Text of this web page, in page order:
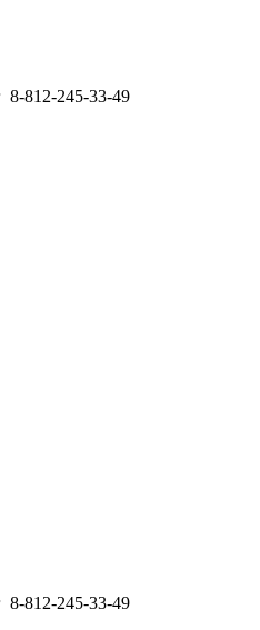
8-812-245-33-49
8-812-245-33-49